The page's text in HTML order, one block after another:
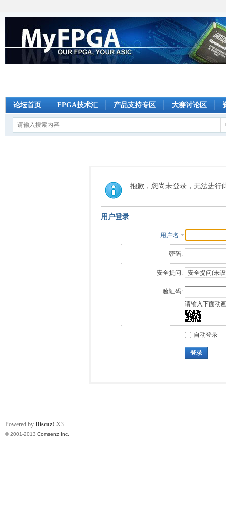
论坛首页 FPGA技术汇 产品支持专区 大赛讨论区
抱歉，您尚未登录，无法进行
用户登录
用户名
密码:
安全提问:
验证码:
请输入下面动
自动登录
登录
Powered by Discuz! X3
© 2001-2013 Comsenz Inc.